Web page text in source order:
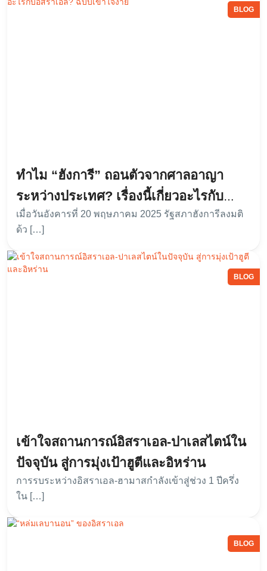
BLOG
ทำไม “ฮังการี” ถอนตัวจากศาลอาญา
ระหว่างประเทศ? เรื่องนี้เกี่ยวอะไรกับ
อิสราเอล? ฉบับเข้าใจง่าย
เมื่อวันอังคารที่ 20 พฤษภาคม 2025 รัฐสภาฮังการีลงมติ
ด้ว […]
BLOG
เข้าใจสถานการณ์อิสราเอล-ปาเลสไตน์ใน
ปัจจุบัน สู่การมุ่งเป้าฮูตีและอิหร่าน
การรบระหว่างอิสราเอล-ฮามาสกำลังเข้าสู่ช่วง 1 ปีครึ่ง
ใน […]
BLOG